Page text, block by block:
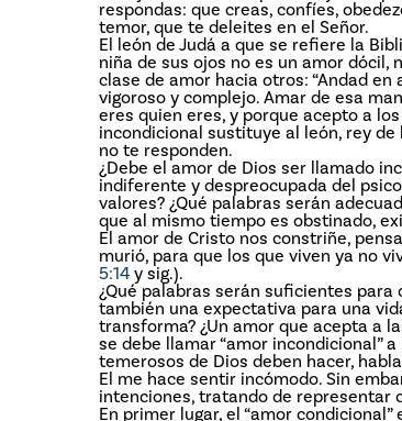
respondas: que creas, confíes,
temor, que te deleites en el Señor.
El león de Judá a que se refiere la
niña de sus ojos no es un amor dócil,
clase de amor hacia otros: “Andad
vigoroso y complejo. Amar de esa
eres quien eres, y porque acepto a
incondicional sustituye al león, rey
no te responden.
¿Debe el amor de Dios ser llamado
indiferente y despreocupada del
valores? ¿Qué palabras serán
que al mismo tiempo es obstinado,
El amor de Cristo nos constriñe,
murió, para que los que viven ya no
5:14 y sig.).
¿Qué palabras serán suficientes
también una expectativa para una
transforma? ¿Un amor que acepta a
se debe llamar “amor incondicional”
temerosos de Dios deben hacer,
El me hace sentir incómodo. Sin
intenciones, tratando de representar
En primer lugar, el “amor